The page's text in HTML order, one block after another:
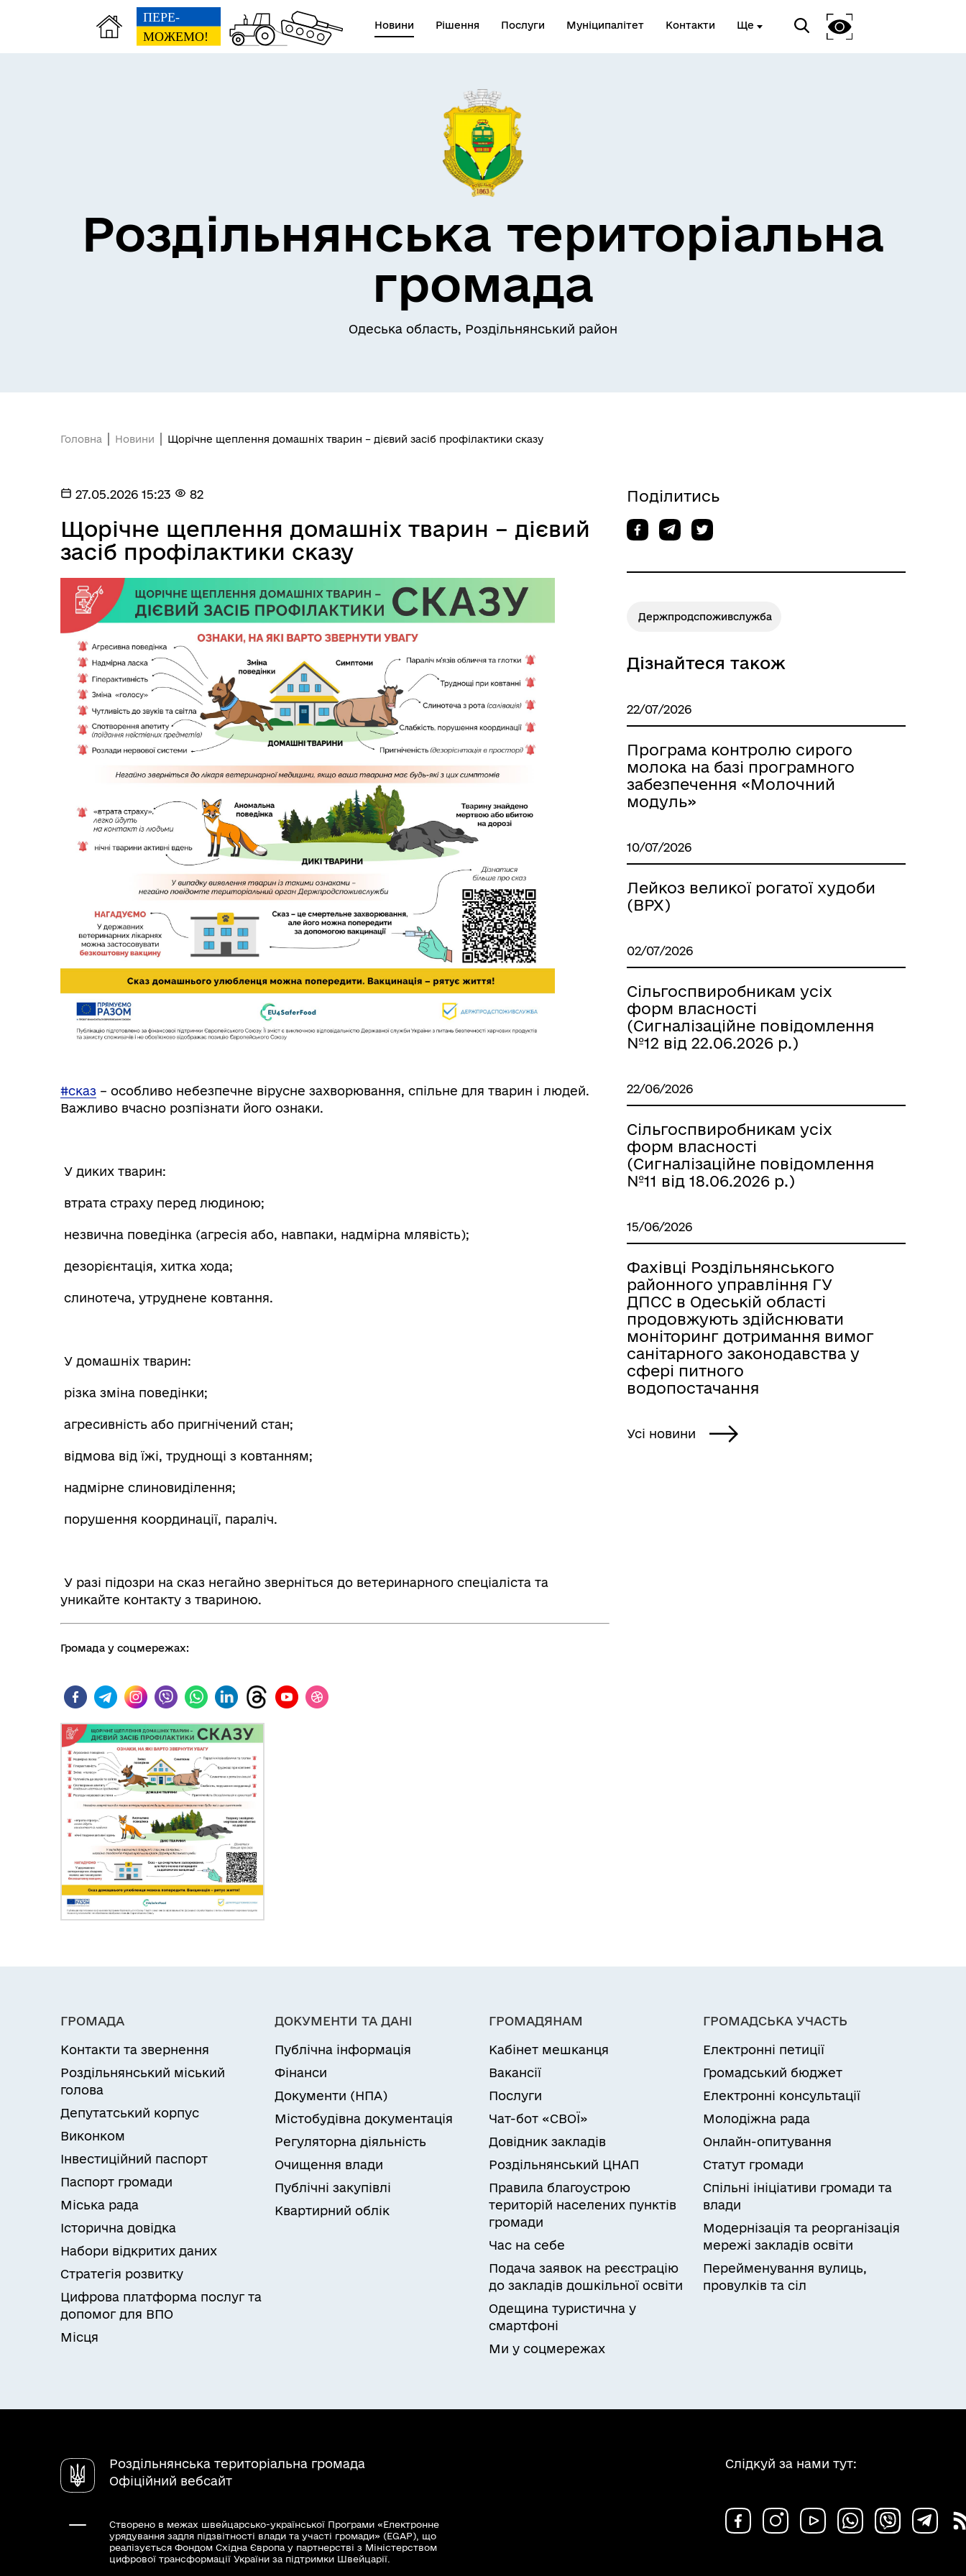
Новини Рішення Послуги Муніципалітет Контакти Ще
Засідання виконавчого
комітету
Колегіальні органи (ради,
Рада безбар’єрності
Гендерна рівність
Пам’яті військових громади
Учасникам бойових дій
Розклад автобусів Одеса-
Роздільна
Роздільнянська територіальна
громада
Одеська область, Роздільнянський район
Головна Новини Щорічне щеплення домашніх тварин – дієвий засіб профілактики сказу
27.05.2026 15:23 82
Щорічне щеплення домашніх тварин – дієвий
засіб профілактики сказу
#сказ – особливо небезпечне вірусне захворювання, спільне для тварин і людей.
Важливо вчасно розпізнати його ознаки.
У диких тварин:
втрата страху перед людиною;
незвична поведінка (агресія або, навпаки, надмірна млявість);
дезорієнтація, хитка хода;
слинотеча, утруднене ковтання.
У домашніх тварин:
різка зміна поведінки;
агресивність або пригнічений стан;
відмова від їжі, труднощі з ковтанням;
надмірне слиновиділення;
порушення координації, параліч.
У разі підозри на сказ негайно зверніться до ветеринарного спеціаліста та
уникайте контакту з твариною.
Громада у соцмережах:
Поділитись
Держпродспоживслужба
Дізнайтеся також
22/07/2026
Програма контролю сирого
молока на базі програмного
забезпечення «Молочний
модуль»
10/07/2026
Лейкоз великої рогатої худоби
(ВРХ)
02/07/2026
Сільгоспвиробникам усіх
форм власності
(Сигналізаційне повідомлення
№12 від 22.06.2026 р.)
22/06/2026
Сільгоспвиробникам усіх
форм власності
(Сигналізаційне повідомлення
№11 від 18.06.2026 р.)
15/06/2026
Фахівці Роздільнянського
районного управління ГУ
ДПСС в Одеській області
продовжують здійснювати
моніторинг дотримання вимог
санітарного законодавства у
сфері питного
водопостачання
Усі новини
ГРОМАДА
Контакти та звернення
Роздільнянський міський
голова
Депутатський корпус
Виконком
Інвестиційний паспорт
Паспорт громади
Міська рада
Історична довідка
Набори відкритих даних
Стратегія розвитку
Цифрова платформа послуг та
допомог для ВПО
Місця
ДОКУМЕНТИ ТА ДАНІ
Публічна інформація
Фінанси
Документи (НПА)
Містобудівна документація
Регуляторна діяльність
Очищення влади
Публічні закупівлі
Квартирний облік
ГРОМАДЯНАМ
Кабінет мешканця
Вакансії
Послуги
Чат-бот «СВОЇ»
Довідник закладів
Роздільнянський ЦНАП
Правила благоустрою
територій населених пунктів
громади
Час на себе
Подача заявок на реєстрацію
до закладів дошкільної освіти
Одещина туристична у
смартфоні
Ми у соцмережах
ГРОМАДСЬКА УЧАСТЬ
Електронні петиції
Громадський бюджет
Електронні консультації
Молодіжна рада
Онлайн-опитування
Статут громади
Спільні ініціативи громади та
влади
Модернізація та реорганізація
мережі закладів освіти
Перейменування вулиць,
провулків та сіл
Роздільнянська територіальна громада
Офіційний вебсайт
Створено в межах швейцарсько-української Програми «Електронне
урядування задля підзвітності влади та участі громади» (EGAP), що
реалізується Фондом Східна Європа у партнерстві з Міністерством
цифрової трансформації України за підтримки Швейцарії.
Слідкуй за нами тут: